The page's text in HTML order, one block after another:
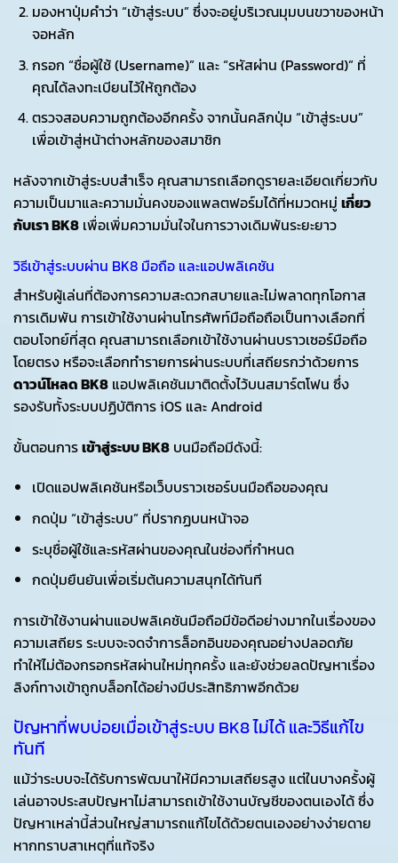
มองหาปุ่มคำว่า “เข้าสู่ระบบ” ซึ่งจะอยู่บริเวณมุมบนขวาของหน้า
จอหลัก
กรอก “ชื่อผู้ใช้ (Username)” และ “รหัสผ่าน (Password)” ที่
คุณได้ลงทะเบียนไว้ให้ถูกต้อง
ตรวจสอบความถูกต้องอีกครั้ง จากนั้นคลิกปุ่ม “เข้าสู่ระบบ”
เพื่อเข้าสู่หน้าต่างหลักของสมาชิก
หลังจากเข้าสู่ระบบสำเร็จ คุณสามารถเลือกดูรายละเอียดเกี่ยวกับ
ความเป็นมาและความมั่นคงของแพลตฟอร์มได้ที่หมวดหมู่ เกี่ยว
กับเรา BK8 เพื่อเพิ่มความมั่นใจในการวางเดิมพันระยะยาว
วิธีเข้าสู่ระบบผ่าน BK8 มือถือ และแอปพลิเคชัน
สำหรับผู้เล่นที่ต้องการความสะดวกสบายและไม่พลาดทุกโอกาส
การเดิมพัน การเข้าใช้งานผ่านโทรศัพท์มือถือถือเป็นทางเลือกที่
ตอบโจทย์ที่สุด คุณสามารถเลือกเข้าใช้งานผ่านบราวเซอร์มือถือ
โดยตรง หรือจะเลือกทำรายการผ่านระบบที่เสถียรกว่าด้วยการ
ดาวน์โหลด BK8 แอปพลิเคชันมาติดตั้งไว้บนสมาร์ตโฟน ซึ่ง
รองรับทั้งระบบปฏิบัติการ iOS และ Android
ขั้นตอนการเข้าสู่ระบบ BK8 บนมือถือมีดังนี้:
เปิดแอปพลิเคชันหรือเว็บบราวเซอร์บนมือถือของคุณ
กดปุ่ม “เข้าสู่ระบบ” ที่ปรากฏบนหน้าจอ
ระบุชื่อผู้ใช้และรหัสผ่านของคุณในช่องที่กำหนด
กดปุ่มยืนยันเพื่อเริ่มต้นความสนุกได้ทันที
การเข้าใช้งานผ่านแอปพลิเคชันมือถือมีข้อดีอย่างมากในเรื่องของ
ความเสถียร ระบบจะจดจำการล็อกอินของคุณอย่างปลอดภัย
ทำให้ไม่ต้องกรอกรหัสผ่านใหม่ทุกครั้ง และยังช่วยลดปัญหาเรื่อง
ลิงก์ทางเข้าถูกบล็อกได้อย่างมีประสิทธิภาพอีกด้วย
ปัญหาที่พบบ่อยเมื่อเข้าสู่ระบบ BK8 ไม่ได้ และวิธีแก้ไข
ทันที
แม้ว่าระบบจะได้รับการพัฒนาให้มีความเสถียรสูง แต่ในบางครั้งผู้
เล่นอาจประสบปัญหาไม่สามารถเข้าใช้งานบัญชีของตนเองได้ ซึ่ง
ปัญหาเหล่านี้ส่วนใหญ่สามารถแก้ไขได้ด้วยตนเองอย่างง่ายดาย
หากทราบสาเหตุที่แท้จริง